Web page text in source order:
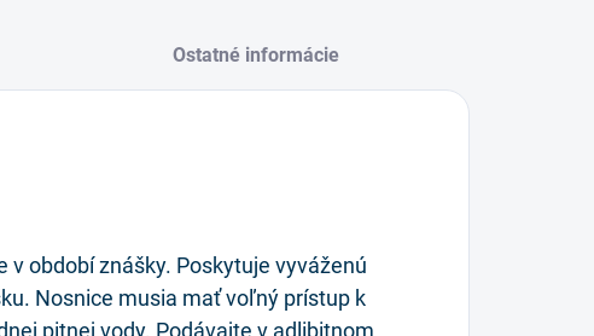
Ostatné informácie
období znášky. Poskytuje vyváženú
Nosnice musia mať voľný prístup k
pitnej vody. Podávajte v adlibitnom